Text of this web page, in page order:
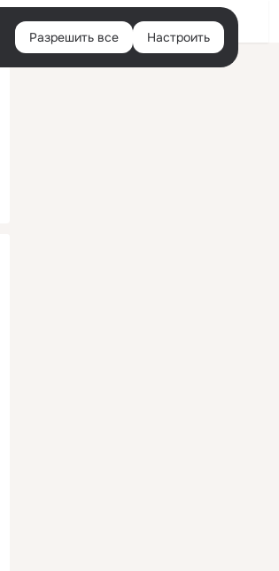
Войти
Разрешить все Настроить